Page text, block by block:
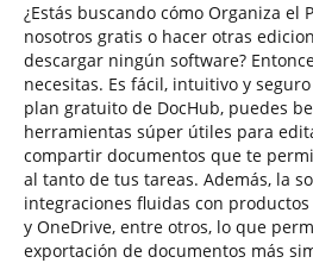
¿Estás buscando cómo Organiza el
nosotros gratis o hacer otras
descargar ningún software?
necesitas. Es fácil, intuitivo y
plan gratuito de DocHub, puedes
herramientas súper útiles para
compartir documentos que te
al tanto de tus tareas. Además, la
integraciones fluidas con productos
y OneDrive, entre otros, lo que
exportación de documentos más